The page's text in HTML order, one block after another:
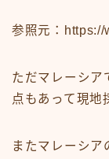
参照元：
ただマレーシア
点もあって現地
またマレーシア